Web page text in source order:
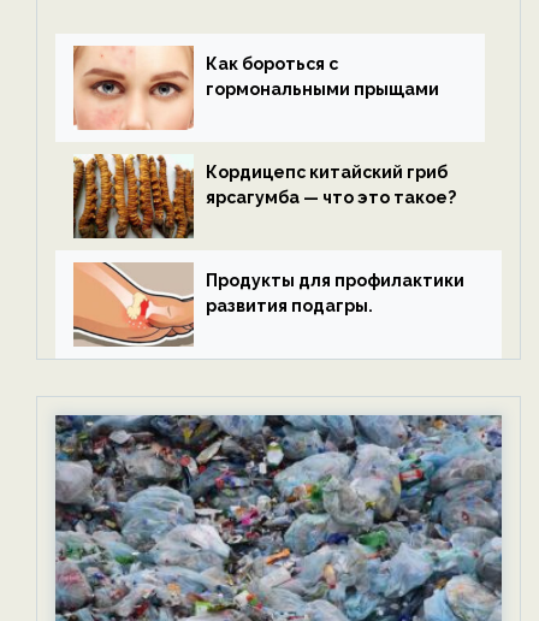
Как бороться с
гормональными прыщами
Кордицепс китайский гриб
ярсагумба — что это такое?
Продукты для профилактики
развития подагры.